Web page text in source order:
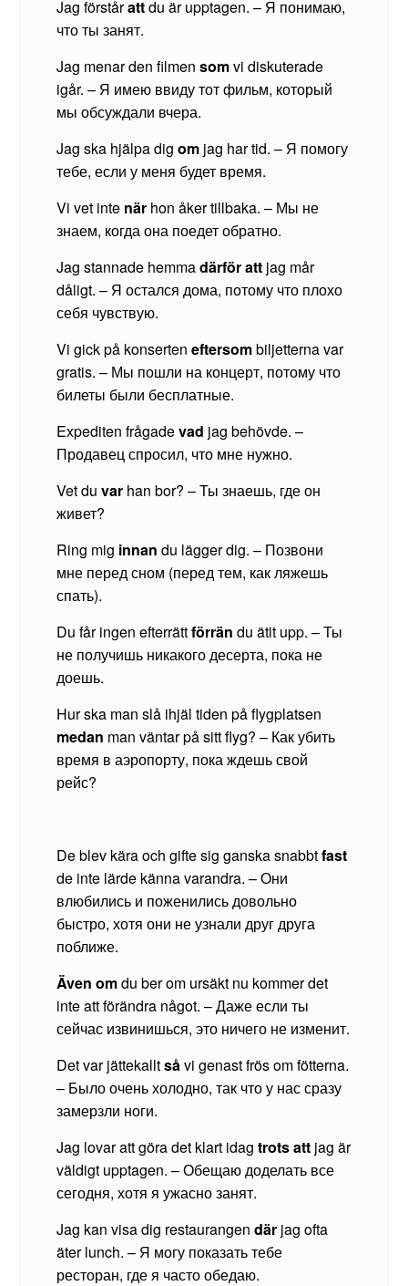
Jag förstårattdu är upptagen. – Я понимаю,
что ты занят.
Jag menar den filmensomvi diskuterade
igår. – Я имею ввиду тот фильм, который
мы обсуждали вчера.
Jag ska hjälpa digom jag har tid. – Я помогу
тебе, если у меня будет время.
Vi vet inte när hon åker tillbaka. – Мы не
знаем, когда она поедет обратно.
Jag stannade hemmadärför att jag mår
dåligt. – Я остался дома, потому что плохо
себя чувствую.
Vi gick på konserteneftersombiljetterna var
gratis. – Мы пошли на концерт, потому что
билеты были бесплатные.
Expediten frågadevad jag behövde. –
Продавец спросил, что мне нужно.
Vet duvar han bor? – Ты знаешь, где он
живет?
Ring mig innan du lägger dig. – Позвони
мне перед сном (перед тем, как ляжешь
спать).
Du får ingen efterrättförrän du ätit upp. – Ты
не получишь никакого десерта, пока не
доешь.
Hur ska man slå ihjäl tiden på flygplatsen
medan man väntar på sitt flyg? – Как убить
время в аэропорту, пока ждешь свой
рейс?
De blev kära och gifte sig ganska snabbtfast
de inte lärde känna varandra. – Они
влюбились и поженились довольно
быстро, хотя они не узнали друг друга
поближе.
Även omdu ber om ursäkt nu kommer det
inte att förändra något. – Даже если ты
сейчас извинишься, это ничего не изменит.
Det var jättekalltså vi genast frös om fötterna.
– Было очень холодно, так что у нас сразу
замерзли ноги.
Jag lovar att göra det klart idagtrots att jag är
väldigt upptagen. – Обещаю доделать все
сегодня, хотя я ужасно занят.
Jag kan visa dig restaurangendär jag ofta
äter lunch. – Я могу показать тебе
ресторан, где я часто обедаю.